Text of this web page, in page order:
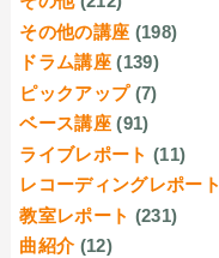
その他の講座 (198)
ドラム講座 (139)
ピックアップ (7)
ベース講座 (91)
ライブレポート (11)
レコーディングレポート
教室レポート (231)
曲紹介 (12)